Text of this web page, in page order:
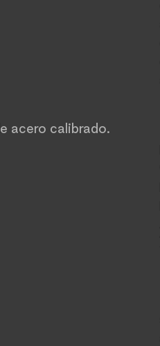
acero calibrado.